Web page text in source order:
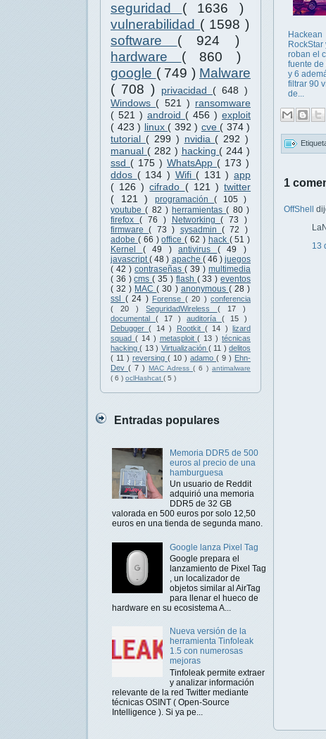
seguridad ( 1636 )
vulnerabilidad ( 1598 )
software ( 924 )
hardware ( 860 )
google ( 749 ) Malware
( 708 )
privacidad ( 648 )
Windows ( 521 ) ransomware
( 521 ) android ( 456 ) exploit
( 423 ) linux ( 392 ) cve ( 374 )
tutorial ( 299 ) nvidia ( 292 )
manual ( 282 ) hacking ( 244 )
ssd ( 175 ) WhatsApp ( 173 )
ddos ( 134 ) Wifi ( 131 ) app
( 126 )cifrado ( 121 )twitter
( 121 ) programación( 105 )
youtube( 82 ) herramientas( 80 )
firefox ( 76 ) Networking( 73 )
firmware( 73 ) sysadmin ( 72 )
adobe ( 66 )office( 62 ) hack ( 51 )
Kernel ( 49 ) antivirus ( 49 )
javascript( 48 ) apache ( 46 ) juegos
( 42 ) contraseñas ( 39 ) multimedia
( 36 )cms( 35 ) flash ( 33 )eventos
( 32 ) MAC( 30 ) anonymous ( 28 )
ssl ( 24 ) Forense ( 20 ) conferencia
( 20 )SeguridadWireless ( 17 )
documental ( 17 ) auditoría ( 15 )
Debugger( 14 ) Rootkit ( 14 ) lizard
squad ( 14 ) metasploit( 13 ) técnicas
hacking( 13 ) Virtualización ( 11 ) delitos
( 11 ) reversing ( 10 ) adamo ( 9 ) Ehn-
Dev ( 7 ) MAC Adress ( 6 ) antimalware
( 6 ) oclHashcat ( 5 )
Entradas populares
Memoria DDR5 de 500
euros al precio de una
hamburguesa
Un usuario de Reddit
adquirió una memoria
DDR5 de 32 GB
valorada en 500 euros por solo 12,50
euros en una tienda de segunda mano.
Google lanza Pixel Tag
Google prepara el
lanzamiento de Pixel Tag
, un localizador de
objetos similar al AirTag
para llenar el hueco de
hardware en su ecosistema A...
Nueva versión de la
herramienta Tinfoleak
1.5 con numerosas
mejoras
Tinfoleak permite extraer
y analizar información
relevante de la red Twitter mediante
técnicas OSINT ( Open-Source
Intelligence ). Si ya pe...
Hackean
RockStar
roban el
fuente de
y 6
filtrar 90
de...
1
OffShell
13